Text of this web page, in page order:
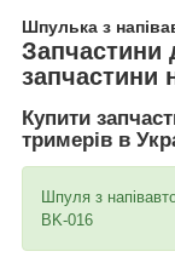
Шпулька з
Запчастини
запчастини
Купити
тримерів в
Шпуля з
BK-016